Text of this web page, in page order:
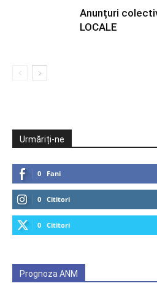
Anunțuri
LOCALE
Urmăriți-ne
0 Fani
0 Cititori
0 Cititori
Prognoza ANM